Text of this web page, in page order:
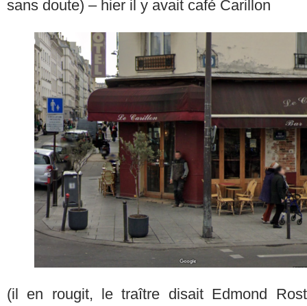
sans doute) – hier il y avait café Carillon
(il en rougit, le traître disait Edmond